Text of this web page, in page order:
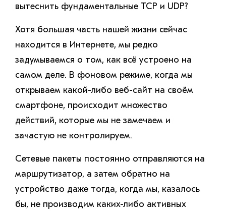
вытеснить фундаментальные TCP и UDP?
Хотя большая часть нашей жизни сейчас
находится в Интернете, мы редко
задумываемся о том, как всё устроено на
самом деле. В фоновом режиме, когда мы
открываем какой-либо веб-сайт на своём
смартфоне, происходит множество
действий, которые мы не замечаем и
зачастую не контролируем.
Сетевые пакеты постоянно отправляются на
маршрутизатор, а затем обратно на
устройство даже тогда, когда мы, казалось
бы, не производим каких-либо активных